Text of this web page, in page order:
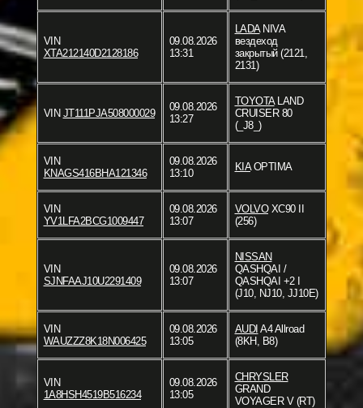
VIN
XTA212140D2128186
09.08.2026
13:31
LADANIVA
вездеход
закрытый (2121,
2131)
VIN JT111PJA508000029
09.08.2026
13:27
TOYOTALAND
CRUISER 80
(_J8_)
VIN
KNAGS416BHA121346
09.08.2026
13:10
KIAOPTIMA
VIN
YV1LFA2BCG1009447
09.08.2026
13:07
VOLVOXC90 II
(256)
VIN
SJNFAAJ10U2291409
09.08.2026
13:07
NISSAN
QASHQAI /
QASHQAI +2 I
(J10, NJ10, JJ10E)
VIN
WAUZZZ8K18N006425
09.08.2026
13:05
AUDI A4 Allroad
(8KH, B8)
VIN
1A8HSH4519B516234
09.08.2026
13:05
CHRYSLER
GRAND
VOYAGER V (RT)